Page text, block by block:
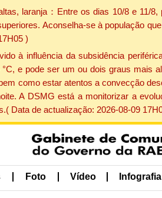
laranja：Entre os dias 10/8 e 11/
Aconselha-se à população
)
à influência da subsidência
e pode ser um ou dois graus mais
como estar atentos a convecção
A DSMG está a monitorizar a
Data de actualização: 2026-08-09
Foto Vídeo Infografia